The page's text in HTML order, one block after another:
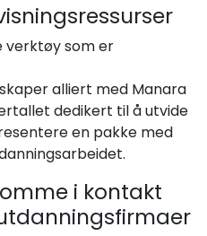
verktøy som er
alliert med Manara
dedikert til å utvide
en pakke med
i kontakt